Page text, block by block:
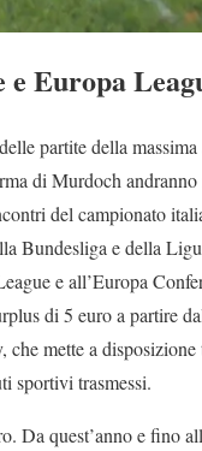
e Europa
partite della
di Murdoch
del campionato
Bundesliga e della
e all’Europa
di 5 euro a partire
che mette a
sportivi trasmessi.
quest’anno e fino